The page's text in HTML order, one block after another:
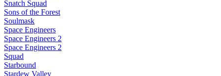
Snatch Squad
Sons of the Forest
Soulmask
Space Engineers
Space Engineers 2
Space Engineers 2
Squad
Starbound
Stardew Valley